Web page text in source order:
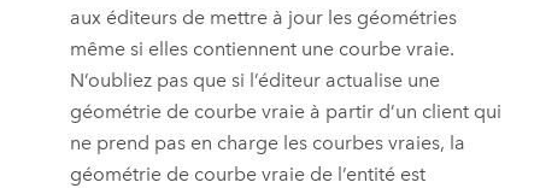
aux éditeurs de mettre à jour les géométries
même si elles contiennent une courbe vraie.
N’oubliez pas que si l’éditeur actualise une
géométrie de courbe vraie à partir d’un client qui
ne prend pas en charge les courbes vraies, la
géométrie de courbe vraie de l’entité est